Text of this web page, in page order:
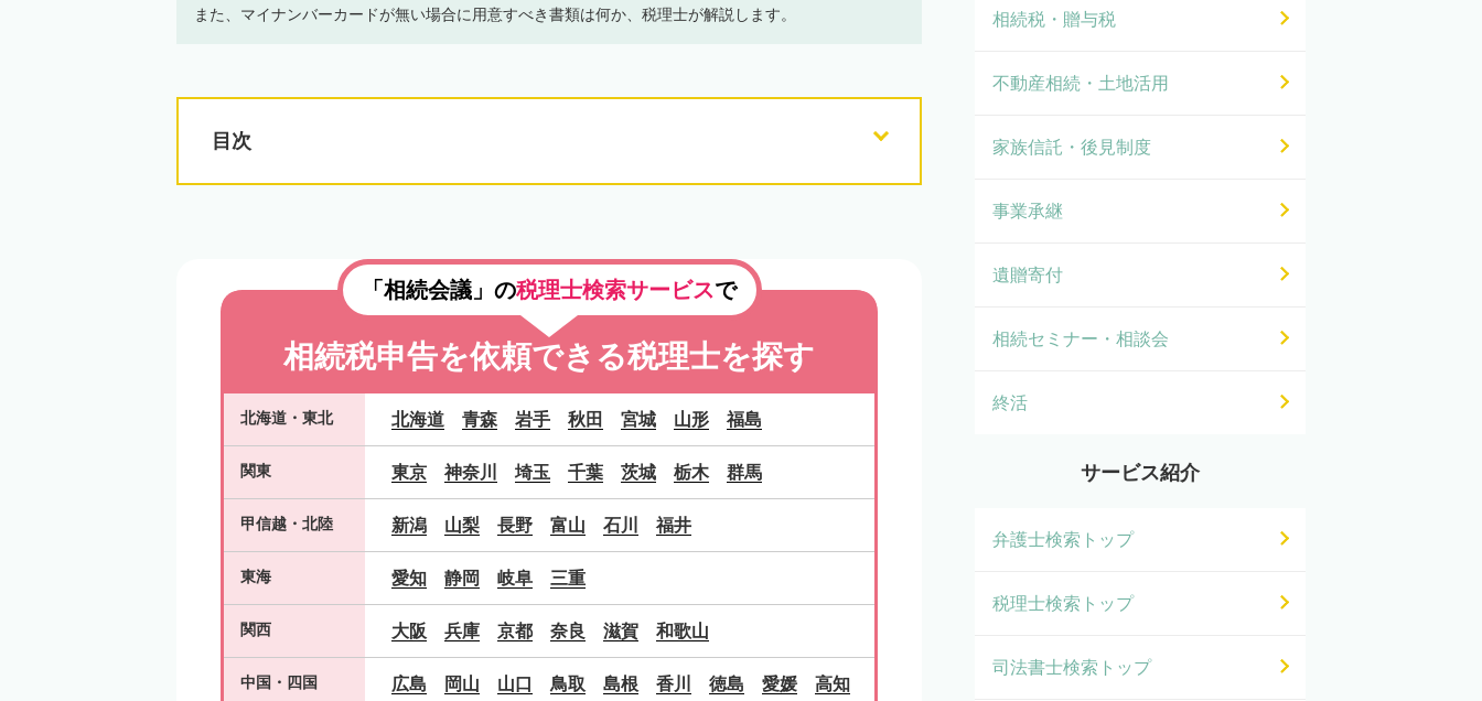
また、マイナンバーカードが無い場合に用意すべき書類は何か、税理士が解説します。
目次
「相続会議」の税理士検索サービスで
相続税申告を依頼できる税理士を探す
北海道 ・ 東北 北海道 青森 岩手 秋田 宮城 山形 福島
関東 東京 神奈川 埼玉 千葉 茨城 栃木 群馬
甲信越 ・ 北陸 新潟 山梨 長野 富山 石川 福井
東海 愛知 静岡 岐阜 三重
関西 大阪 兵庫 京都 奈良 滋賀 和歌山
中国 ・ 四国 広島 岡山 山口 鳥取 島根 香川 徳島 愛媛 高知
相続税・贈与税
不動産相続・土地活用
家族信託・後見制度
事業承継
遺贈寄付
相続セミナー・相談会
終活
サービス紹介
弁護士検索トップ
税理士検索トップ
司法書士検索トップ